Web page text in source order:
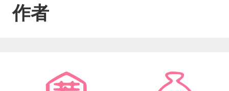
自己好的人还是会保护的，两位主角
作者